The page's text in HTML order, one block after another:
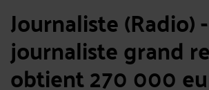
Journaliste (Radio)
journaliste grand
obtient 270 000